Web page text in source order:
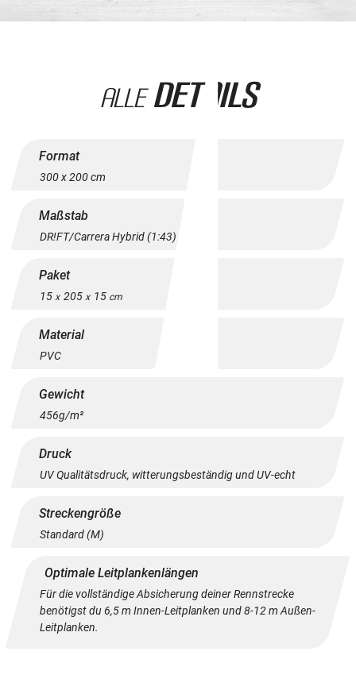
Alle Details
Format
300 x 200 cm
Maßstab
DR!FT/Carrera Hybrid (1:43)
Paket
15 x 205 x 15 cm
Material
PVC
Gewicht
456g/m²
Druck
UV Qualitätsdruck, witterungsbeständig und UV-echt
Streckengröße
Standard (M)
Optimale Leitplankenlängen
Für die vollständige Absicherung deiner Rennstrecke
benötigst du 6,5 m Innen-Leitplanken und 8-12 m Außen-
Leitplanken.